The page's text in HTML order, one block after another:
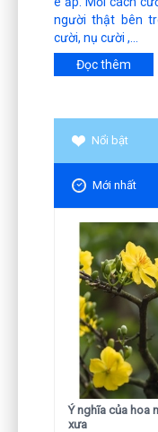
người thật bên
cười, nụ cười ,...
Đọc thêm
Nổi bật
Mới nhất
Ý nghĩa của hoa
xưa